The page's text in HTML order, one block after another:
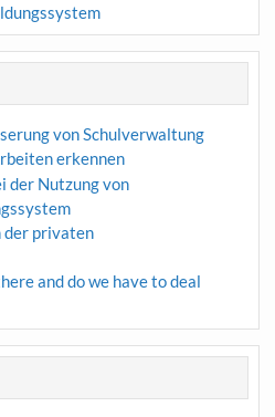
von Schulverwaltung
erkennen
der Nutzung von
der privaten
and do we have to deal